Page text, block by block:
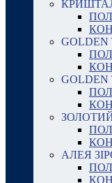
GOLDEN
GOLDEN
АЛЕЯ